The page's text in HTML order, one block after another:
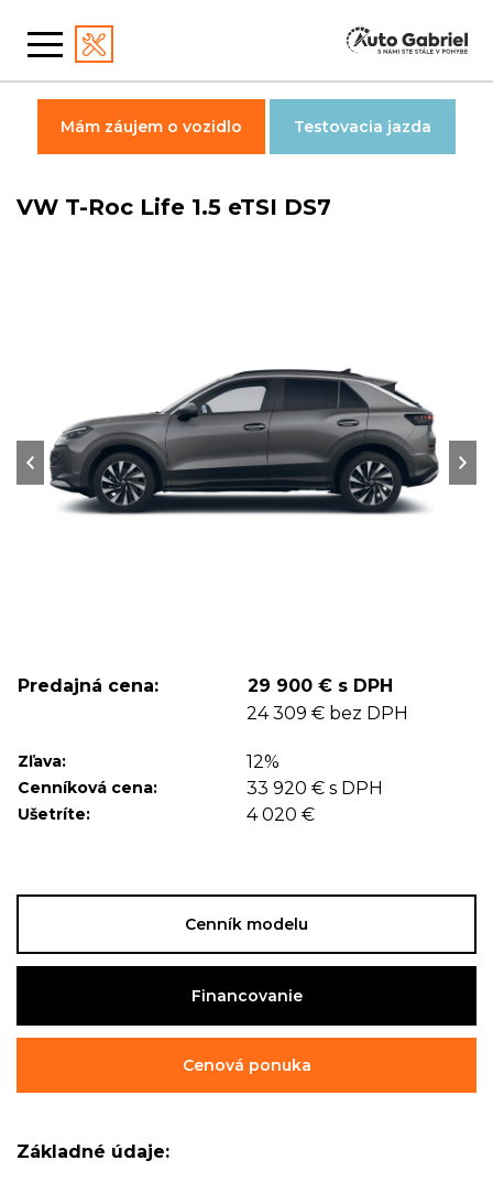
VW T-Roc Life 1.5 eTSI DS7
Mám záujem o vozidlo Testovacia jazda
Predajná cena:
29 900 € s DPH
24 309 € bez DPH
Zľava: 12%
Cenníková cena: 33 920 € s DPH
Ušetríte: 4 020 €
Cenník modelu
Financovanie
Cenová ponuka
Základné údaje: